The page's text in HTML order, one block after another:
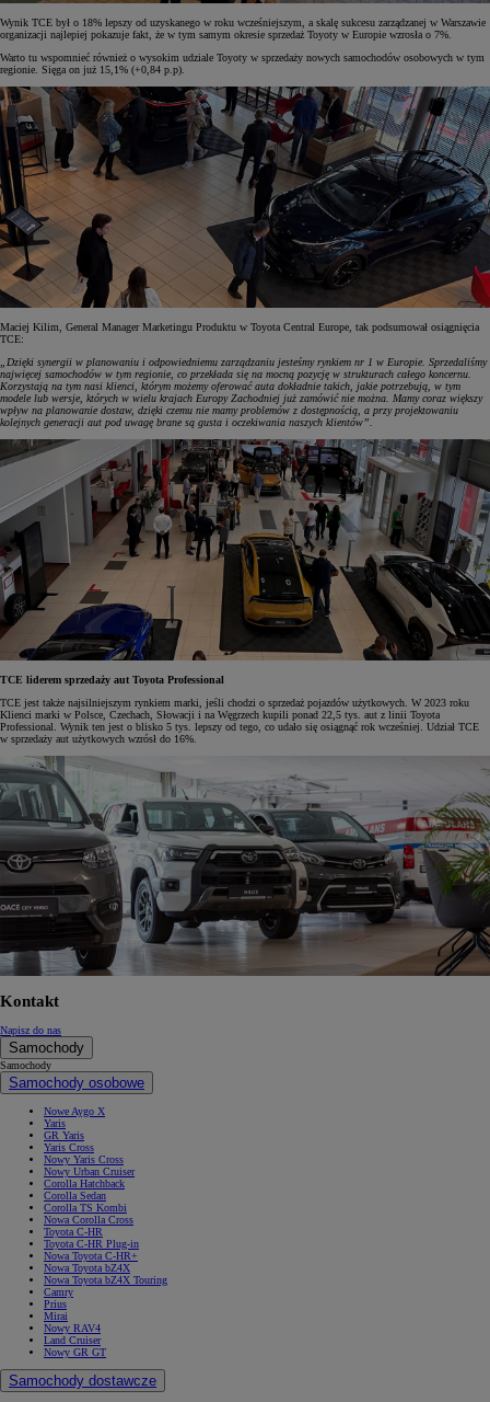
Wynik TCE był o 18% lepszy od uzyskanego w roku wcześniejszym, a skalę sukcesu zarządzanej w Warszawie
organizacji najlepiej pokazuje fakt, że w tym samym okresie sprzedaż Toyoty w Europie wzrosła o 7%.
Warto tu wspomnieć również o wysokim udziale Toyoty w sprzedaży nowych samochodów osobowych w tym
regionie. Sięga on już 15,1% (+0,84 p.p).
Maciej Kilim, General Manager Marketingu Produktu w Toyota Central Europe, tak podsumował osiągnięcia
TCE:
„Dzięki synergii w planowaniu i odpowiedniemu zarządzaniu jesteśmy rynkiem nr 1 w Europie. Sprzedaliśmy
najwięcej samochodów w tym regionie, co przekłada się na mocną pozycję w strukturach całego koncernu.
Korzystają na tym nasi klienci, którym możemy oferować auta dokładnie takich, jakie potrzebują, w tym
modele lub wersje, których w wielu krajach Europy Zachodniej już zamówić nie można. Mamy coraz większy
wpływ na planowanie dostaw, dzięki czemu nie mamy problemów z dostępnością, a przy projektowaniu
kolejnych generacji aut pod uwagę brane są gusta i oczekiwania naszych klientów”.
TCE liderem sprzedaży aut Toyota Professional
TCE jest także najsilniejszym rynkiem marki, jeśli chodzi o sprzedaż pojazdów użytkowych. W 2023 roku
Klienci marki w Polsce, Czechach, Słowacji i na Węgrzech kupili ponad 22,5 tys. aut z linii Toyota
Professional. Wynik ten jest o blisko 5 tys. lepszy od tego, co udało się osiągnąć rok wcześniej. Udział TCE
w sprzedaży aut użytkowych wzrósł do 16%.
Kontakt
Napisz do nas
Samochody
Samochody
Samochody osobowe
Nowe Aygo X
Yaris
GR Yaris
Yaris Cross
Nowy Yaris Cross
Nowy Urban Cruiser
Corolla Hatchback
Corolla Sedan
Corolla TS Kombi
Nowa Corolla Cross
Toyota C-HR
Toyota C-HR Plug-in
Nowa Toyota C-HR+
Nowa Toyota bZ4X
Nowa Toyota bZ4X Touring
Camry
Prius
Mirai
Nowy RAV4
Land Cruiser
Nowy GR GT
Samochody dostawcze